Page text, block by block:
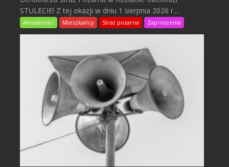
STULECIE! Z tej okazji w dniu 1 sierpnia 2026 r....
Aktualności Mieszkańcy Straż pożarna Zaproszenia